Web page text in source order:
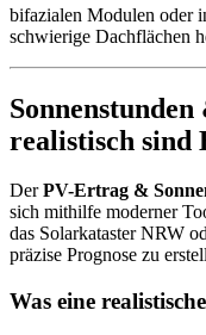
bifazialen Modulen oder
schwierige Dachflächen
realistisch sind
DerPV-Ertrag &
sich mithilfe moderner
das Solarkataster NRW
präzise Prognose zu
Was eine